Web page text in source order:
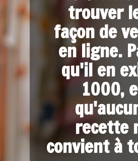
trouver
façon de
en ligne.
qu'il en
1000,
recette
convient à